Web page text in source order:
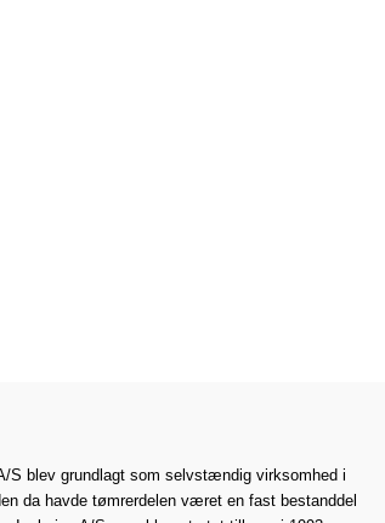
S blev grundlagt som selvstændig virksomhed i
da havde tømrerdelen været en fast bestanddel